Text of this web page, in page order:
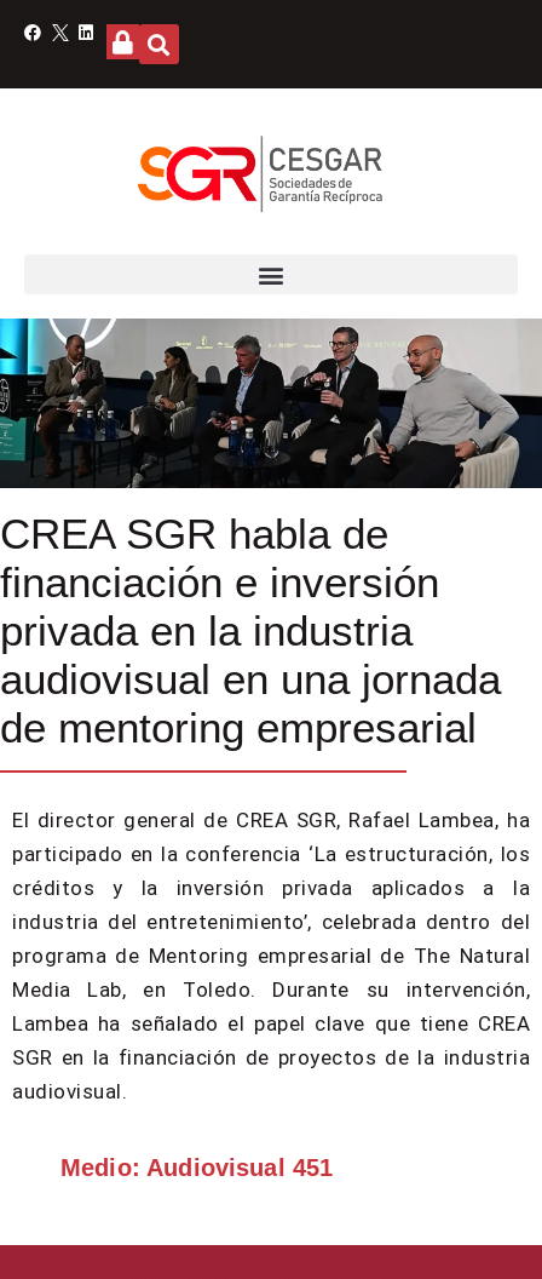
CREA SGR habla de
financiación e inversión
privada en la industria
audiovisual en una jornada
de mentoring empresarial
El director general de CREA SGR, Rafael Lambea, ha
participado en la conferencia ‘La estructuración, los
créditos y la inversión privada aplicados a la
industria del entretenimiento’, celebrada dentro del
programa de Mentoring empresarial de The Natural
Media Lab, en Toledo. Durante su intervención,
Lambea ha señalado el papel clave que tiene CREA
SGR en la financiación de proyectos de la industria
audiovisual.
Medio: Audiovisual 451